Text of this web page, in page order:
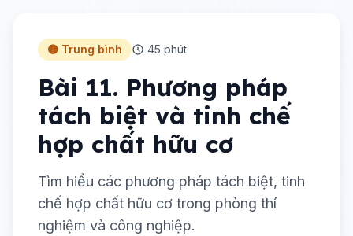
🟡 Trung bình 45 phút
Bài 11. Phương pháp
tách biệt và tinh chế
hợp chất hữu cơ
Tìm hiểu các phương pháp tách biệt, tinh
chế hợp chất hữu cơ trong phòng thí
nghiệm và công nghiệp.